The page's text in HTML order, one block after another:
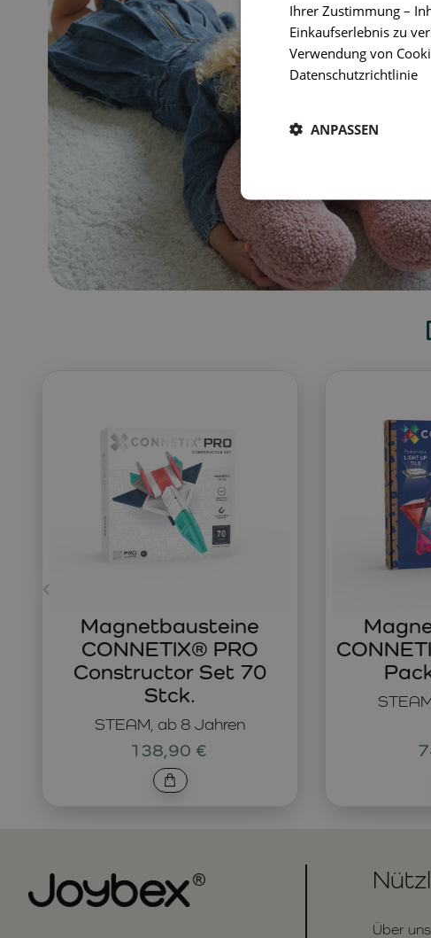
STEAM, ab 8 Jahren
Magnetbausteine
CONNETIX® PRO
Constructor Set 70
Stck.
138,90 €
Über uns
Ihrer Zustimmung –
Einkaufserlebnis zu
Verwendung von
Datenschutzrichtlinie
ANPASSEN